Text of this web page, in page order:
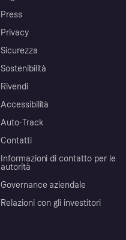
Press
Privacy
Sicurezza
Sostenibilità
Rivendi
Accessibilità
Auto-Track
Contatti
Informazioni di contatto per le
autorità
Governance aziendale
Relazioni con gli investitori